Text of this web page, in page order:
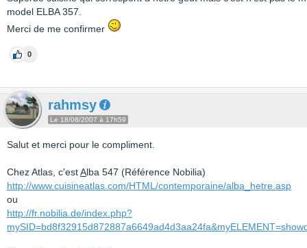
model ELBA 357.
Merci de me confirmer
0
rahmsy
Le 18/08/2007 à 17h59
Salut et merci pour le compliment.
Chez Atlas, c'estAlba 547 (Référence Nobilia)
http://www.cuisineatlas.com/HTML/contemporaine/alba_hetre.asp
ou
http://fr.nobilia.de/index.php?